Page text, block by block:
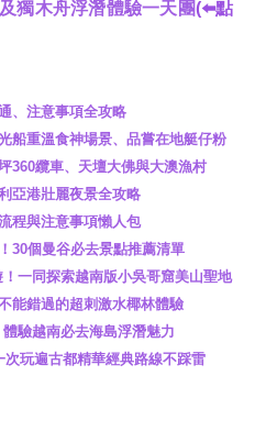
獨木舟浮潛體驗一天團(⬅️點
、注意事項全攻略
船重溫食神場景、品嘗在地艇仔粉
360纜車、天壇大佛與大澳漁村
亞港壯麗夜景全攻略
程與注意事項懶人包
30個曼谷必去景點推薦清單
一同探索越南版小吳哥窟美山聖地
能錯過的超刺激水椰林體驗
驗越南必去海島浮潛魅力
玩遍古都精華經典路線不踩雷